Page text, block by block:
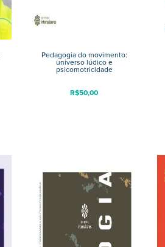
Pedagogia do movimento:
universo lúdico e
psicomotricidade
R$50,00